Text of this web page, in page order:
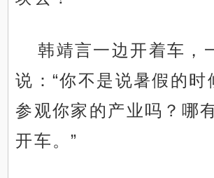
韩靖言一边开着车，
说：“你不是说暑假的时
参观你家的产业吗？哪
开车。”